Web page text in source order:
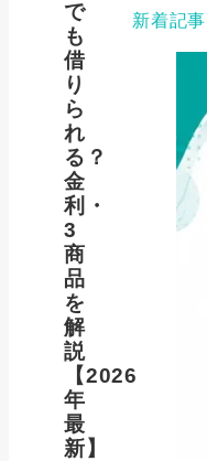
で
も
借
り
ら
れ
る？
金
利・
3
商
品
を
解
説
【2026
年
最
新】
新着記事